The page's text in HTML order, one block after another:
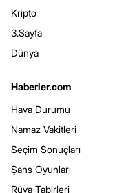
Kripto
3.Sayfa
Dünya
Haberler.com
Hava Durumu
Namaz Vakitleri
Seçim Sonuçları
Şans Oyunları
Rüya Tabirleri